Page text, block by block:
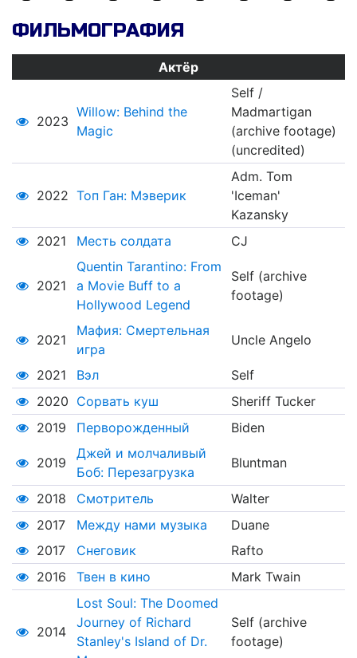
ФИЛЬМОГРАФИЯ
Актёр
2023
Willow: Behind the
Magic
Self /
Madmartigan
(archive footage)
(uncredited)
2022 Топ Ган: Мэверик
Adm. Tom
'Iceman'
Kazansky
2021
Месть солдата CJ
2021
Quentin Tarantino: From
a Movie Buff to a
Hollywood Legend
Self (archive
footage)
2021
Мафия: Смертельная
игра
Uncle Angelo
2021 Вэл
Self
2020 Сорвать куш
Sheriff Tucker
2019
Перворожденный Biden
2019
Джей и молчаливый
Боб: Перезагрузка
Bluntman
2018 Смотритель
Walter
2017
Между нами музыка
Duane
2017
Снеговик
Rafto
2016
Твен в кино Mark Twain
2014
Lost Soul: The Doomed
Journey of Richard
Stanley's Island of Dr.
Self (archive
footage)